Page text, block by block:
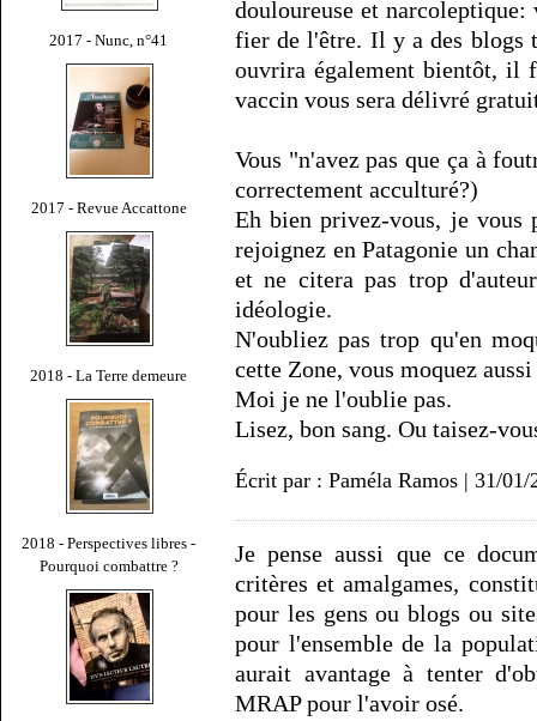
2017 - Nunc, n°41
2017 - Revue Accattone
2018 - La Terre demeure
2018 - Perspectives libres -
Pourquoi combattre ?
douloureuse et
fier de l'être. Il y a des blogs
ouvrira également bientôt, il
vaccin vous sera délivré
Vous "n'avez pas que ça à
correctement acculturé?)
Eh bien privez-vous, je vous
rejoignez en Patagonie un
et ne citera pas trop
idéologie.
N'oubliez pas trop qu'en
cette Zone, vous moquez
Moi je ne l'oublie pas.
Lisez, bon sang. Ou taisez-
Écrit par : Paméla Ramos | 31/01/
Je pense aussi que ce
critères et amalgames,
pour les gens ou blogs ou
pour l'ensemble de la
aurait avantage à tenter
MRAP pour l'avoir osé.